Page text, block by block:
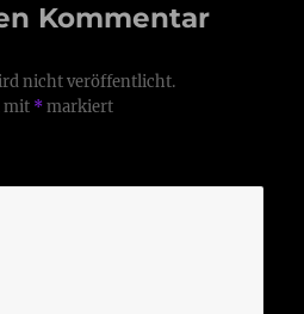
Kommentar
nicht veröffentlicht.
mit *markiert